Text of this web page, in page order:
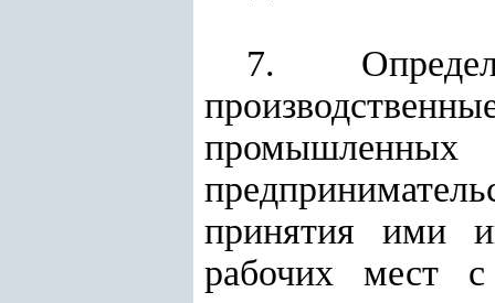
7.
принятия ими
рабочих мест